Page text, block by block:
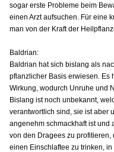
sogar erste Probleme beim
einen Arzt aufsuchen. Für eine
man von der Kraft der
Baldrian:
Baldrian hat sich bislang als
pflanzlicher Basis erwiesen. Es
Wirkung, wodurch Unruhe und
Bislang ist noch unbekannt,
verantwortlich sind, sie ist aber
angenehm schmackhaft ist und
von den Dragees zu
einen Einschlaftee zu trinken,